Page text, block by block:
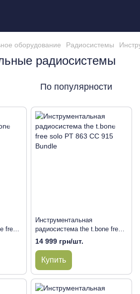
оборудование Радиосистемы
радиосистемы
По популярности
free
Инструментальная
радиосистема the t.bone free
solo PT 863 CC 915 Bundle
14 999 грн/шт.
Купить